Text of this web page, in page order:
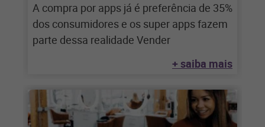
A compra por apps já é preferência de 35%
dos consumidores e os super apps fazem
parte dessa realidade Vender
+ saiba mais